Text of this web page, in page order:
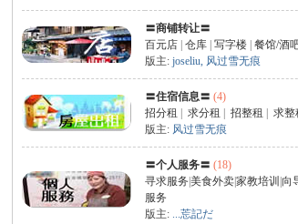
〓商铺转让〓
百元店 |仓库 |写字楼 |餐馆/酒
版主:joseliu 风过雪无痕
〓住宿信息〓 (4)
招分租 |求分租 |招整租 |求整
版主: 风过雪无痕
〓个人服务〓 (18)
寻求服务|美食外卖|家教培训 |向
服务
版主:
...莣記だ